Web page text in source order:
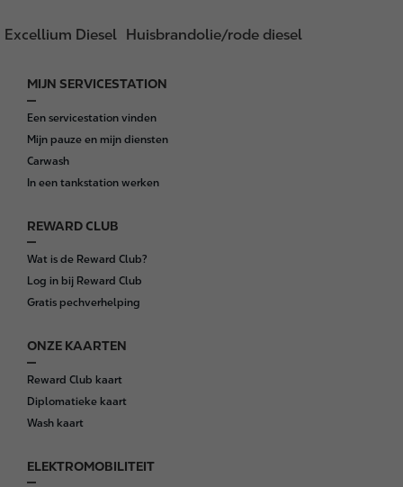
Excellium Diesel Huisbrandolie/rode diesel
F
o
o
t
e
MIJN SERVICESTATION
Een servicestation vinden
Mijn pauze en mijn diensten
Carwash
In een tankstation werken
REWARD CLUB
Wat is de Reward Club?
Log in bij Reward Club
Gratis pechverhelping
ONZE KAARTEN
Reward Club kaart
Diplomatieke kaart
Wash kaart
ELEKTROMOBILITEIT